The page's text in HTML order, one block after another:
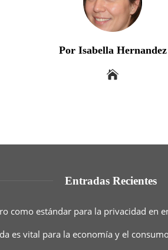
Por Isabella Hernandez
Entradas Recientes
como estándar para la privacidad en
es vital para la economía y el